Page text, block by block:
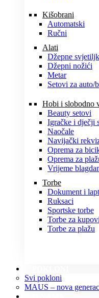
Kišobrani
Automatski
Ručni
Alati
Džepne
Džepni nožići
Metar
Setovi za auto/
Hobi i slobodno
Beauty setovi
Igračke i dječji
Naočale
Navijački
Oprema za
Oprema za
Vrijeme
Torbe
Dokument i
Ruksaci
Sportske torbe
Torbe za
Torbe za plažu
Svi pokloni
MAUS – nova